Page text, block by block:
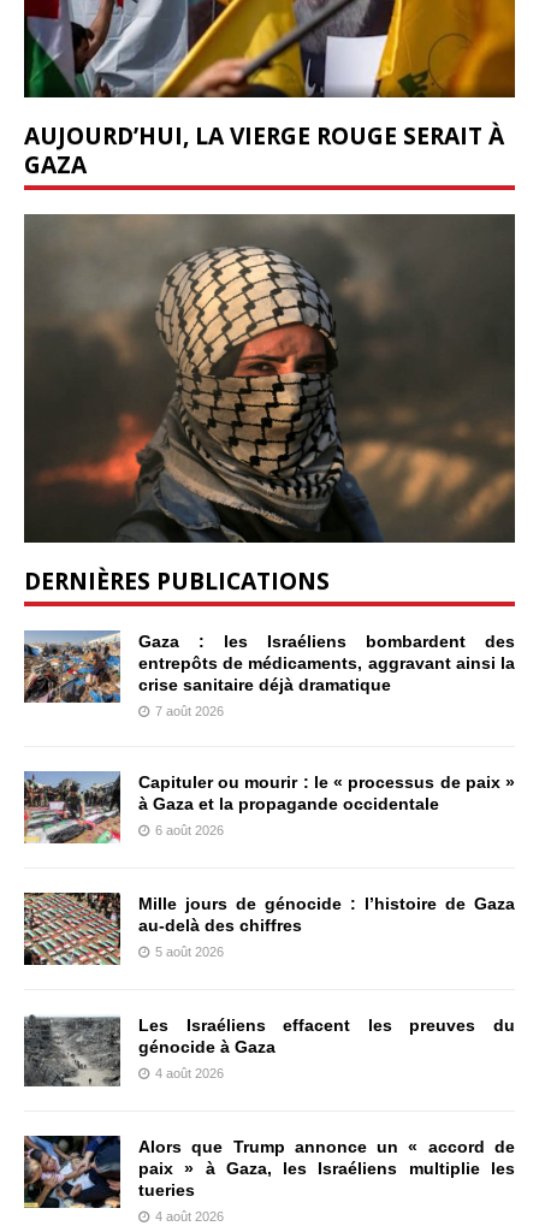
AUJOURD’HUI, LA VIERGE ROUGE SERAIT À
GAZA
DERNIÈRES PUBLICATIONS
Gaza : les Israéliens bombardent des
entrepôts de médicaments, aggravant ainsi la
crise sanitaire déjà dramatique
7 août 2026
Capituler ou mourir : le « processus de paix »
à Gaza et la propagande occidentale
6 août 2026
Mille jours de génocide : l’histoire de Gaza
au-delà des chiffres
5 août 2026
Les Israéliens effacent les preuves du
génocide à Gaza
4 août 2026
Alors que Trump annonce un « accord de
paix » à Gaza, les Israéliens multiplie les
tueries
4 août 2026